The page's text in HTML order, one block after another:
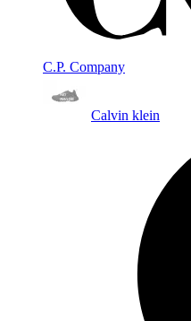
C.P. Company
Calvin klein